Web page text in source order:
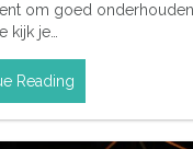
om goed
kijk je…
Reading